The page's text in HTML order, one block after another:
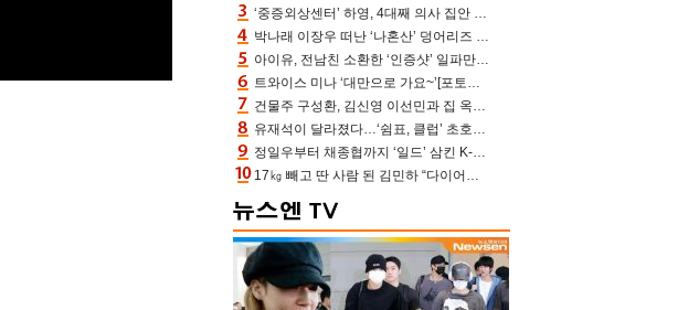
‘중증외상센터’ 하영, 4대째 의사 집안 인증 “증조부, 고종 황제 진료”(옥문아)[어제TV]
박나래 이장우 떠난 ‘나혼산’ 덩어리즈 왔다, 1인 1케이크에 팜유 전현무 충격[어제TV]
아이유, 전남친 소환한 ‘인증샷’ 일파만파 속…남사친 변우석 선물도 남겼나 ‘훈훈’
트와이스 미나 ‘대만으로 가요~’[포토엔HD]
건물주 구성환, 김신영 이선민과 집 옥상서 41만원 한우 파티 “화력이 성화봉송”(나혼산)
유재석이 달라졌다…‘쉼표, 클럽’ 초호화 코스에 주우재도 감탄 (놀면 뭐하니?)
정일우부터 채종협까지 ‘일드’ 삼킨 K-배우들의 매서운 돌풍
17㎏ 빼고 딴 사람 된 김민하 “다이어트 화제돼 깜짝, 이럴 일인가”(전현무계획4)[어제TV]